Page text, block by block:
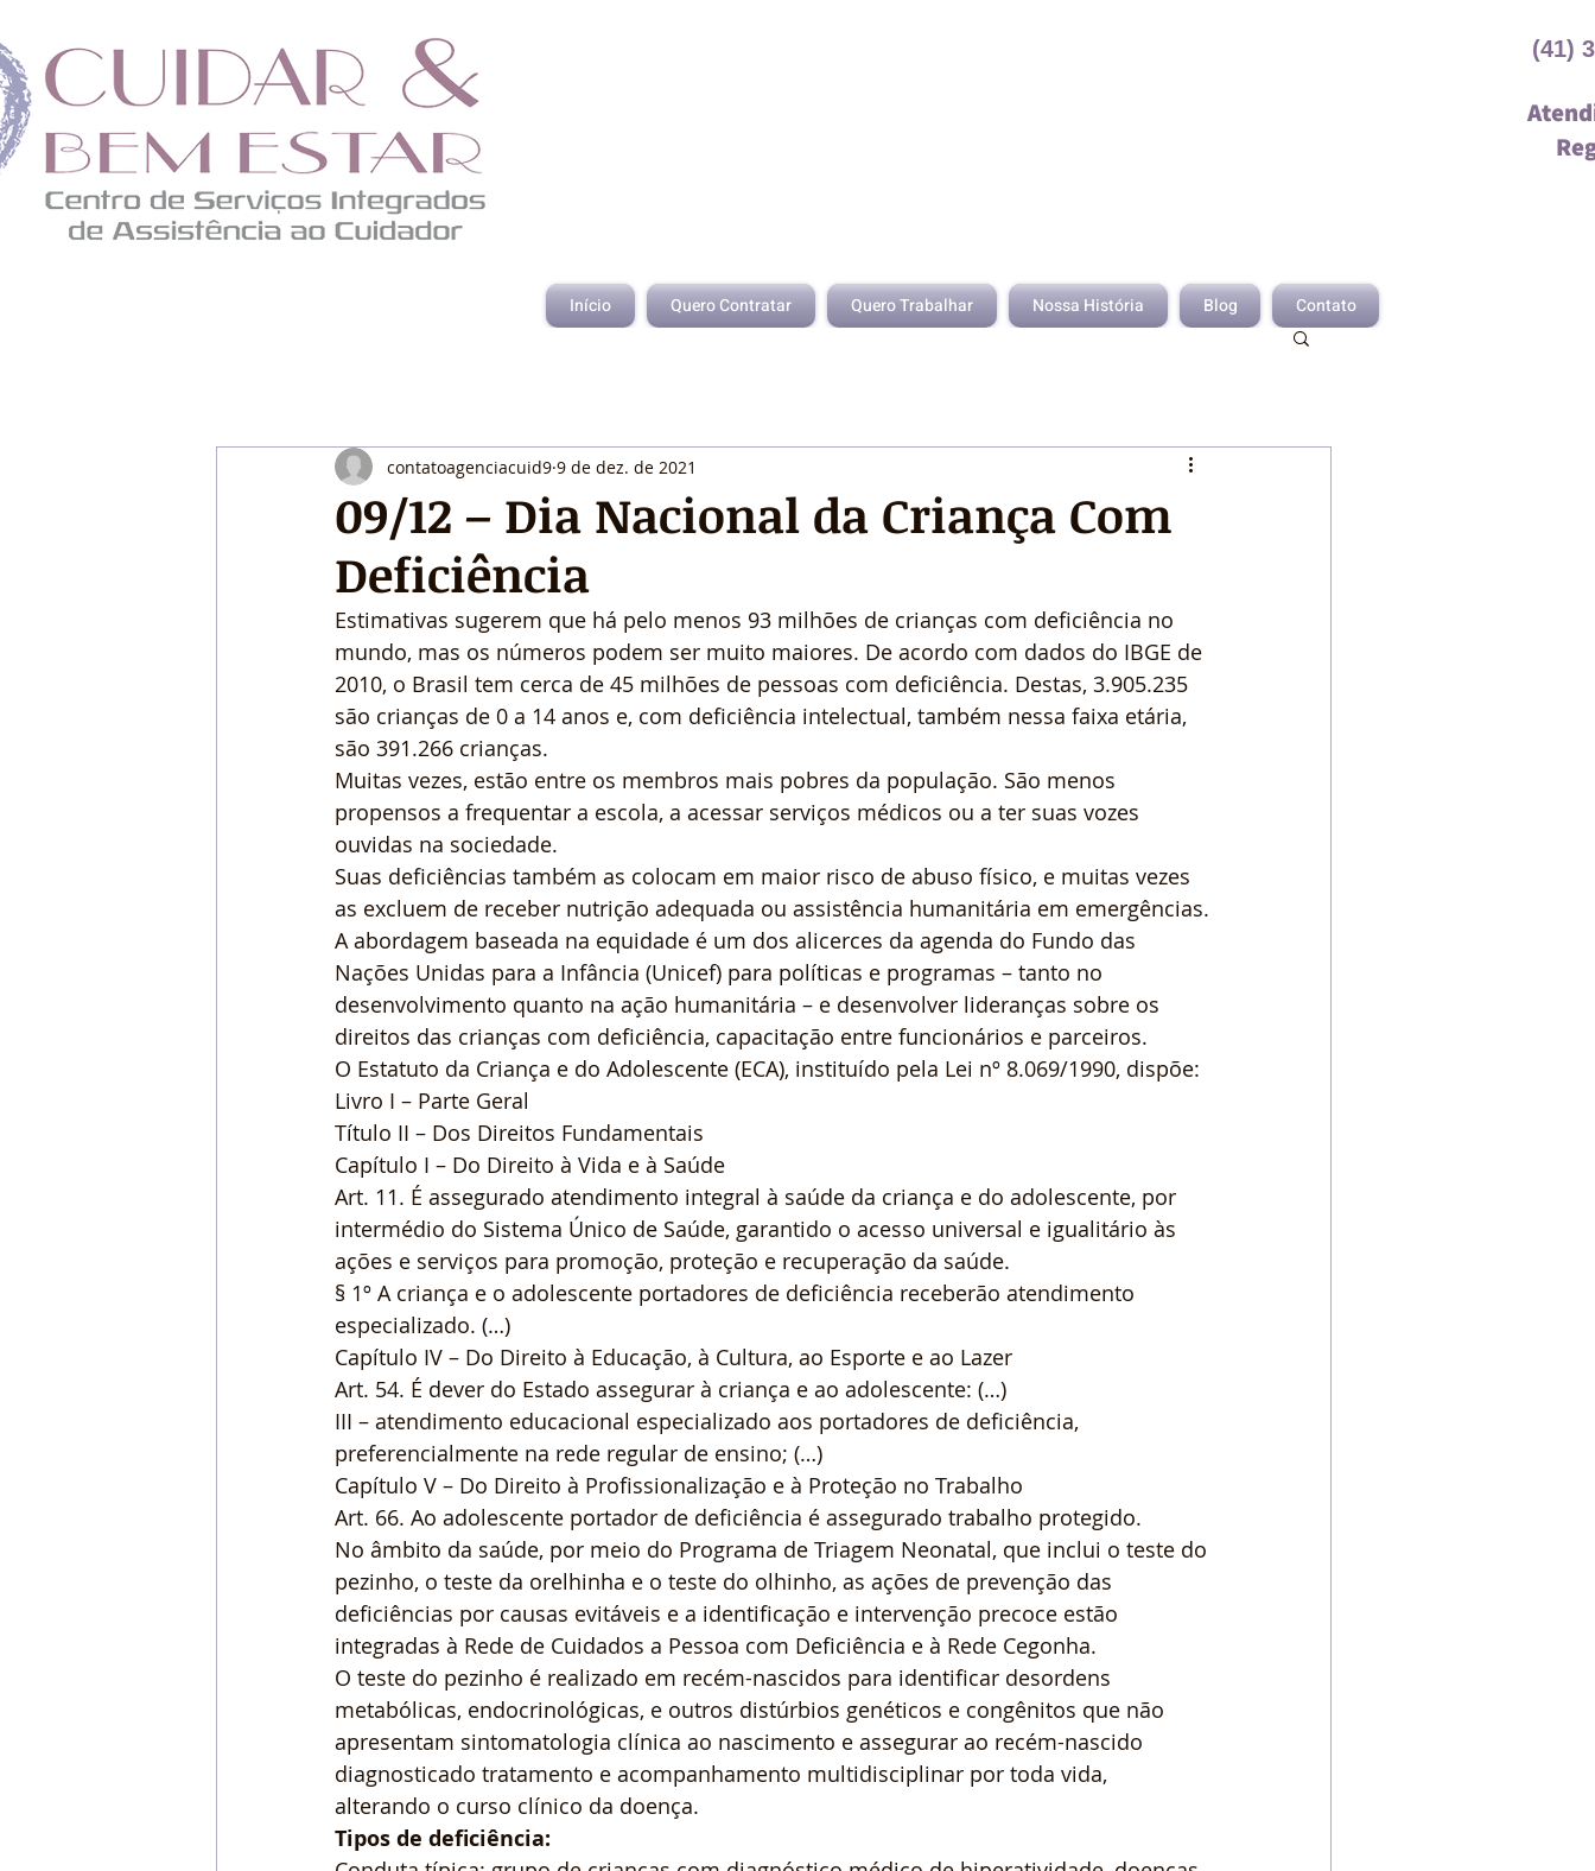
(41)
Início Quero Contratar Quero Trabalhar Nossa História Blog Contato
09/12 – Dia Nacional da Criança Com
Deficiência
contatoagenciacuid9 9 de dez. de 2021
Estimativas sugerem que há pelo menos 93 milhões de crianças com deficiência no
mundo, mas os números podem ser muito maiores. De acordo com dados do IBGE de
2010, o Brasil tem cerca de 45 milhões de pessoas com deficiência. Destas, 3.905.235
são crianças de 0 a 14 anos e, com deficiência intelectual, também nessa faixa etária,
são 391.266 crianças.
Muitas vezes, estão entre os membros mais pobres da população. São menos
propensos a frequentar a escola, a acessar serviços médicos ou a ter suas vozes
ouvidas na sociedade.
Suas deficiências também as colocam em maior risco de abuso físico, e muitas vezes
as excluem de receber nutrição adequada ou assistência humanitária em emergências.
A abordagem baseada na equidade é um dos alicerces da agenda do Fundo das
Nações Unidas para a Infância (Unicef) para políticas e programas – tanto no
desenvolvimento quanto na ação humanitária – e desenvolver lideranças sobre os
direitos das crianças com deficiência, capacitação entre funcionários e parceiros.
O Estatuto da Criança e do Adolescente (ECA), instituído pela Lei nº 8.069/1990, dispõe:
Livro I – Parte Geral
Título II – Dos Direitos Fundamentais
Capítulo I – Do Direito à Vida e à Saúde
Art. 11. É assegurado atendimento integral à saúde da criança e do adolescente, por
intermédio do Sistema Único de Saúde, garantido o acesso universal e igualitário às
ações e serviços para promoção, proteção e recuperação da saúde.
§ 1º A criança e o adolescente portadores de deficiência receberão atendimento
especializado. (…)
Capítulo IV – Do Direito à Educação, à Cultura, ao Esporte e ao Lazer
Art. 54. É dever do Estado assegurar à criança e ao adolescente: (…)
III – atendimento educacional especializado aos portadores de deficiência,
preferencialmente na rede regular de ensino; (…)
Capítulo V – Do Direito à Profissionalização e à Proteção no Trabalho
Art. 66. Ao adolescente portador de deficiência é assegurado trabalho protegido.
No âmbito da saúde, por meio do Programa de Triagem Neonatal, que inclui o teste do
pezinho, o teste da orelhinha e o teste do olhinho, as ações de prevenção das
deficiências por causas evitáveis e a identificação e intervenção precoce estão
integradas à Rede de Cuidados a Pessoa com Deficiência e à Rede Cegonha.
O teste do pezinho é realizado em recém-nascidos para identificar desordens
metabólicas, endocrinológicas, e outros distúrbios genéticos e congênitos que não
apresentam sintomatologia clínica ao nascimento e assegurar ao recém-nascido
diagnosticado tratamento e acompanhamento multidisciplinar por toda vida,
alterando o curso clínico da doença.
Tipos de deficiência: